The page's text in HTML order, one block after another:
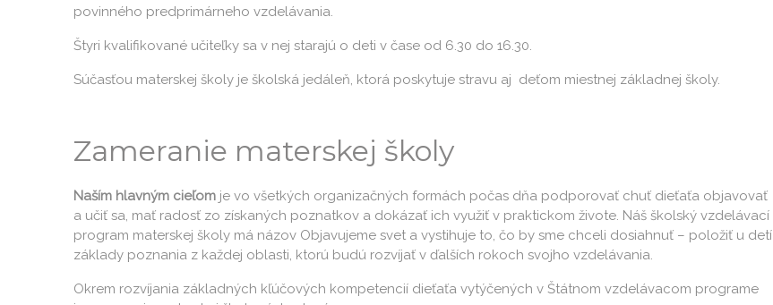
povinného predprimárneho vzdelávania.
Štyri kvalifikované učiteľky sa v nej starajú o deti v čase od 6.30 do 16.30.
Súčasťou materskej školy je školská jedáleň, ktorá poskytuje stravu aj deťom miestnej základnej školy.
Zameranie materskej školy
Naším hlavným cieľom je vo všetkých organizačných formách počas dňa podporovať chuť dieťaťa objavovať
a učiť sa, mať radosť zo získaných poznatkov a dokázať ich využiť v praktickom živote. Náš školský vzdelávací
program materskej školy má názov Objavujeme svet a vystihuje to, čo by sme chceli dosiahnuť – položiť u detí
základy poznania z každej oblasti, ktorú budú rozvíjať v ďalších rokoch svojho vzdelávania.
Okrem rozvíjania základných kľúčových kompetencií dieťaťa vytýčených v Štátnom vzdelávacom programe